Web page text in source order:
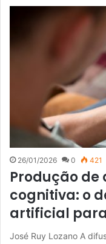
26/01/2026 0 421
Produção
cognitiva: o
artificial
José Ruy Lozano A